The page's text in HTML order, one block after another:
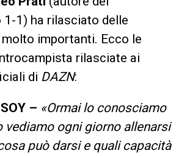
1-1) ha rilasciato delle
importanti. Ecco le
rilasciate ai
di DAZN:
– «Ormai lo conosciamo
vediamo ogni giorno allenarsi
può darsi e quali capacità